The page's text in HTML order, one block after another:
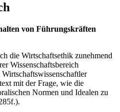
von Führungskräften
die Wirtschaftsethik zunehmend
Wissenschaftsbereich
mit der Frage, wie die
Normen und Idealen zu